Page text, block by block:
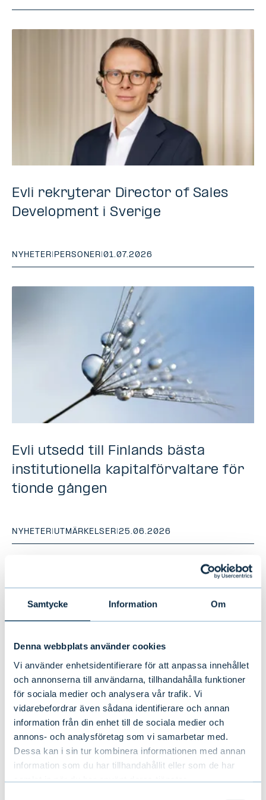
Samtycke Information Om
Denna webbplats använder cookies
Vi använder enhetsidentifierare för att anpassa innehållet
och annonserna till användarna, tillhandahålla funktioner
för sociala medier och analysera vår trafik. Vi
vidarebefordrar även sådana identifierare och annan
information från din enhet till de sociala medier och
annons- och analysföretag som vi samarbetar med.
Dessa kan i sin tur kombinera informationen med annan
information som du har tillhandahållit eller som de har
samlat in när du har använt deras tjänster.
Evli rekryterar Director of Sales
Development i Sverige
NYHETER| PERSONER|01.07.2026
Evli utsedd till Finlands bästa
institutionella kapitalförvaltare för
tionde gången
NYHETER UTMÄRKELSER |25.06.2026
SE ALLA NYHETER
Se även
RAPPORTER &
PRESENTATIONER